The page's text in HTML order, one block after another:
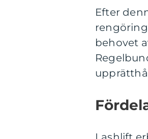
Efter
behovet